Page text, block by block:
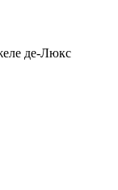
де-Люкс